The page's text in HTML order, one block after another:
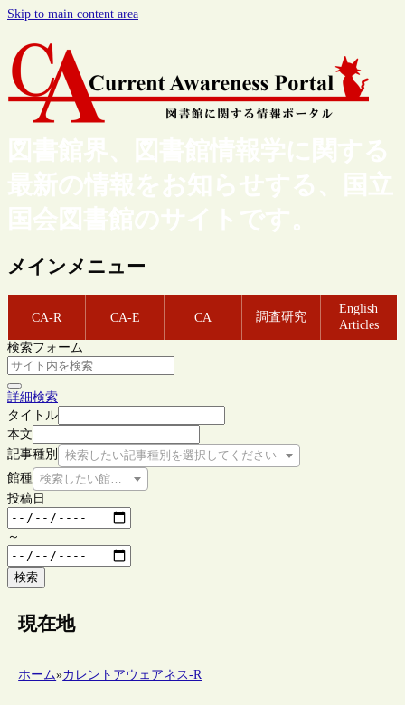
Skip to main content area
図書館界、図書館情報学に関する
最新の情報をお知らせする、国立
国会図書館のサイトです。
メインメニュー
CA-R CA-E CA 調査研究
English
Articles
検索フォーム
詳細検索
タイトル
本文
記事種別
検索したい記事種別を選択してください
館種 検索したい館種を選択してください
投稿日
～
検索
現在地
ホーム»カレントアウェアネス-R